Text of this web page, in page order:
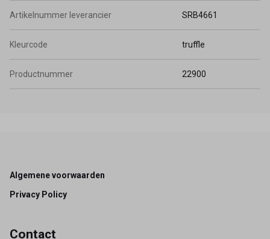
Artikelnummer leverancier SRB4661
Kleurcode truffle
Productnummer 22900
Footer
Algemene voorwaarden
Privacy Policy
Contact